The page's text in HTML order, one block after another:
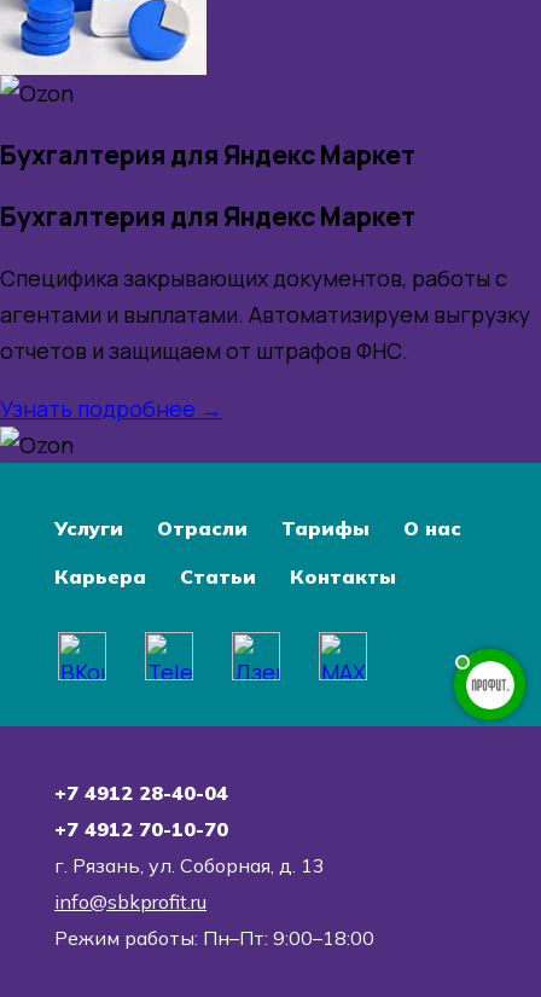
Бухгалтерия для Яндекс Маркет
Бухгалтерия для Яндекс Маркет
Специфика закрывающих документов, работы с
агентами и выплатами. Автоматизируем выгрузку
отчетов и защищаем от штрафов ФНС.
Узнать подробнее →
Услуги Отрасли Тарифы
О нас
Карьера
Статьи Контакты
+7 4912 28-40-04
+7 4912 70-10-70
г. Рязань, ул. Соборная, д. 13
info@sbkprofit.ru
Режим работы: Пн–Пт: 9:00–18:00